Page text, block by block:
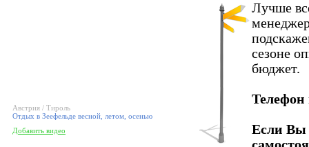
Австрия / Тироль
Отдых в Зеефельде весной, летом, осенью
Добавить видео
Лучше
сезоне
бюджет.
Если Вы